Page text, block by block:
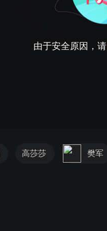
由于安全原因，请
高莎莎 樊军